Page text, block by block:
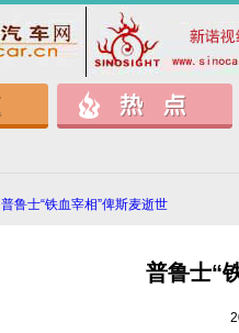
普鲁士“铁血宰相”俾斯麦逝世
普鲁士“